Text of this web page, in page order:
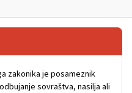
zakonika je posameznik
sovraštva, nasilja ali